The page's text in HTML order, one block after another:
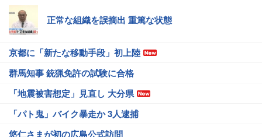
正常な組織を誤摘出 重篤な状態
京都に「新たな移動手段」初上陸
群馬知事 銃猟免許の試験に合格
「地震被害想定」見直し 大分県
「パト鬼」バイク暴走か 3人逮捕
悠仁さまが初の広島公式訪問